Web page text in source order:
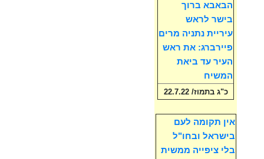
הבאבא ברוך
בישר לראש
עיריית נתניה מרים
פיירברג: את ראש
העיר עד ביאת
המשיח
כ"ג בתמוז/ 22.7.22
אין תקומה לעם
בישראל ובחו"ל
בלי ציפייה ממשית